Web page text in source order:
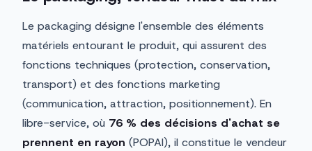
Le packaging désigne l'ensemble des éléments
matériels entourant le produit, qui assurent des
fonctions techniques (protection, conservation,
transport) et des fonctions marketing
(communication, attraction, positionnement). En
libre-service, où 76 % des décisions d'achat se
prennent en rayon (POPAI), il constitue le vendeur